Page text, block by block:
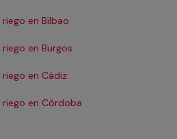
en Bilbao
en Burgos
en Cádiz
en Córdoba